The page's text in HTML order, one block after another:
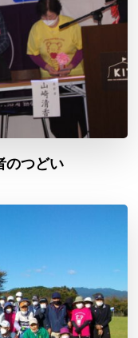
つどい